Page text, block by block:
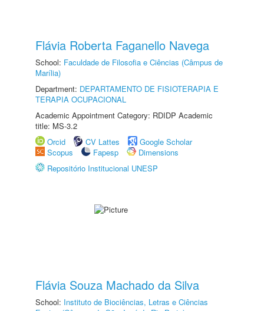
Flávia Roberta Faganello Navega
School: Faculdade de Filosofia e Ciências (Câmpus de
Marília)
Department: DEPARTAMENTO DE FISIOTERAPIA E
TERAPIA OCUPACIONAL
Academic Appointment Category: RDIDP Academic
title: MS-3.2
Orcid
CV Lattes
Google Scholar
Scopus
Fapesp
Dimensions
Repositório Institucional UNESP
Flávia Souza Machado da Silva
School: Instituto de Biociências, Letras e Ciências